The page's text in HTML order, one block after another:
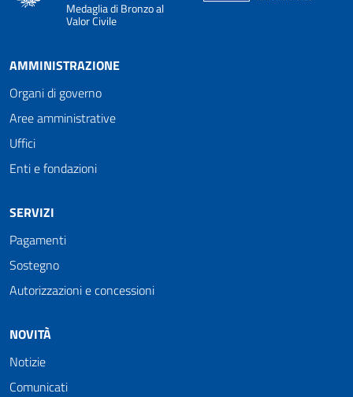
Medaglia di Bronzo al
Valor Civile
AMMINISTRAZIONE
Organi di governo
Aree amministrative
Uffici
Enti e fondazioni
SERVIZI
Pagamenti
Sostegno
Autorizzazioni e concessioni
NOVITÀ
Notizie
Comunicati